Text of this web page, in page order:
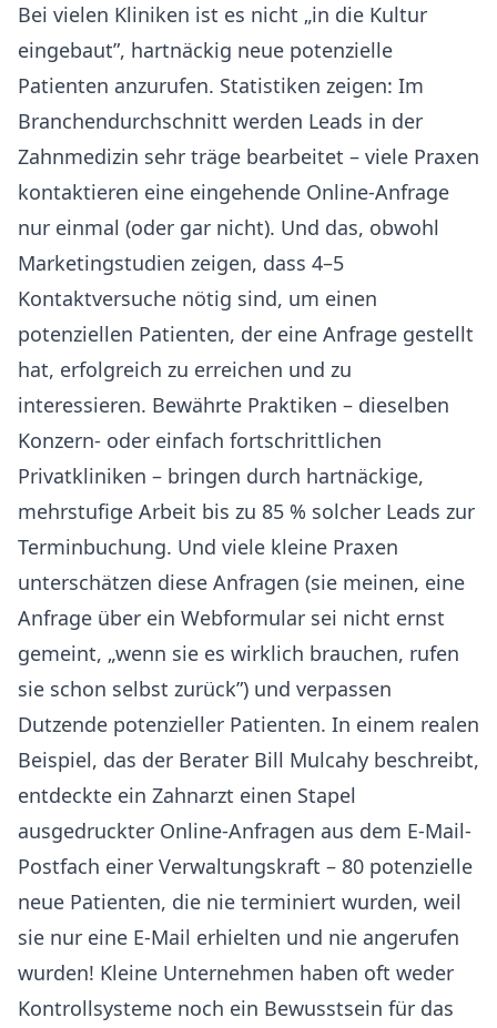
Bei vielen Kliniken ist es nicht „in die Kultur
eingebaut”, hartnäckig neue potenzielle
Patienten anzurufen. Statistiken zeigen: Im
Branchendurchschnitt werden Leads in der
Zahnmedizin sehr träge bearbeitet – viele Praxen
kontaktieren eine eingehende Online-Anfrage
nur einmal (oder gar nicht). Und das, obwohl
Marketingstudien zeigen, dass 4–5
Kontaktversuche nötig sind, um einen
potenziellen Patienten, der eine Anfrage gestellt
hat, erfolgreich zu erreichen und zu
interessieren. Bewährte Praktiken – dieselben
Konzern- oder einfach fortschrittlichen
Privatkliniken – bringen durch hartnäckige,
mehrstufige Arbeit bis zu 85 % solcher Leads zur
Terminbuchung. Und viele kleine Praxen
unterschätzen diese Anfragen (sie meinen, eine
Anfrage über ein Webformular sei nicht ernst
gemeint, „wenn sie es wirklich brauchen, rufen
sie schon selbst zurück”) und verpassen
Dutzende potenzieller Patienten. In einem realen
Beispiel, das der Berater Bill Mulcahy beschreibt,
entdeckte ein Zahnarzt einen Stapel
ausgedruckter Online-Anfragen aus dem E-Mail-
Postfach einer Verwaltungskraft – 80 potenzielle
neue Patienten, die nie terminiert wurden, weil
sie nur eine E-Mail erhielten und nie angerufen
wurden! Kleine Unternehmen haben oft weder
Kontrollsysteme noch ein Bewusstsein für das